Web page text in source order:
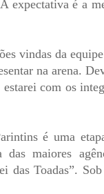
expectativa é a
vindas da
na arena.
com os
é uma
das maiores
das Toadas”.